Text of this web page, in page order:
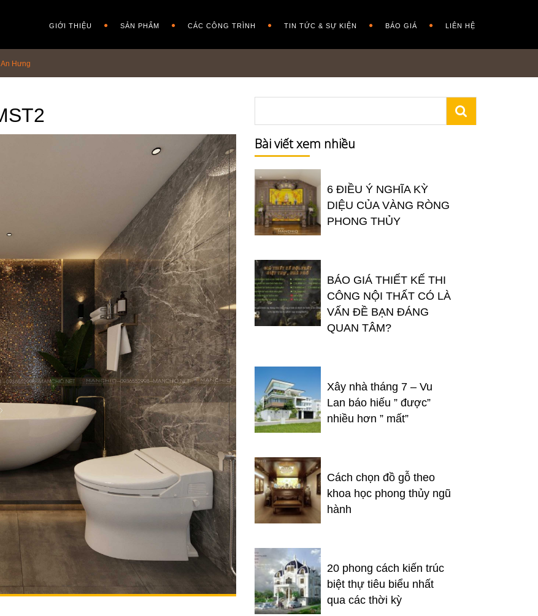
GIỚI THIỆU SẢN PHẨM CÁC CÔNG TRÌNH TIN TỨC & SỰ KIỆN BÁO GIÁ LIÊN HỆ
Hưng
Bài viết xem nhiều
6 ĐIỀU Ý NGHĨA KỲ
DIỆU CỦA VÀNG RÒNG
PHONG THỦY
BÁO GIÁ THIẾT KẾ THI
CÔNG NỘI THẤT CÓ LÀ
VẤN ĐỀ BẠN ĐÁNG
QUAN TÂM?
Xây nhà tháng 7 – Vu
Lan báo hiếu ” được”
nhiều hơn ” mất”
Cách chọn đồ gỗ theo
khoa học phong thủy ngũ
hành
20 phong cách kiến trúc
biệt thự tiêu biểu nhất
qua các thời kỳ